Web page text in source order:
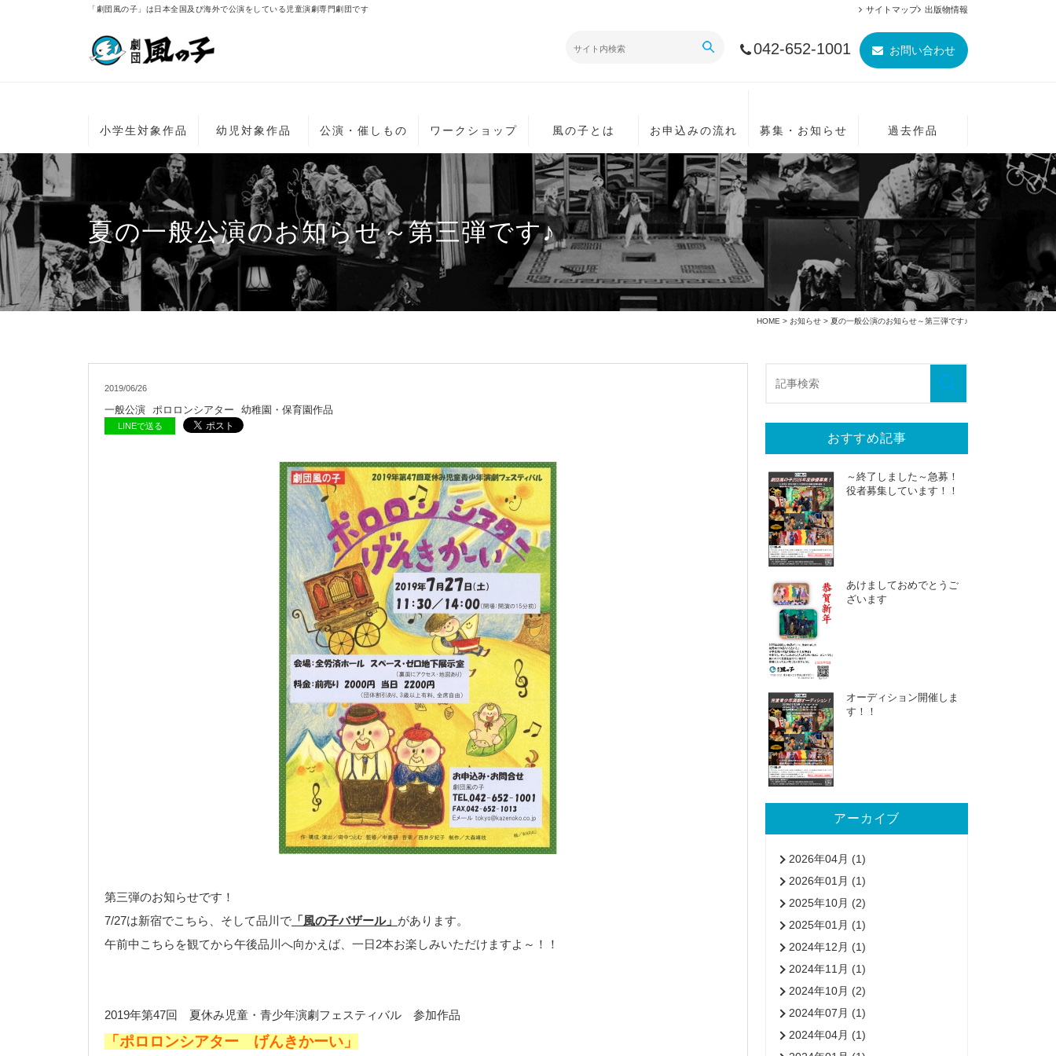
「劇団風の子」は日本全国及び海外で公演をしている児童演劇専門劇団です 出版物情報
サイトマップ
042-652-1001 お問い合わせ
小学生対象作品 幼児対象作品 公演・催しもの ワークショップ 風の子とは お申込みの流れ 募集・お知らせ 過去作品
夏の一般公演のお知らせ～第三弾です♪
HOME > お知らせ > 夏の一般公演のお知らせ～第三弾です♪
2019/06/26
一般公演 ポロロンシアター 幼稚園・保育園作品
LINEで送る
第三弾のお知らせです！
7/27は新宿でこちら、そして品川で 「風の子バザール」 があります。
午前中こちらを観てから午後品川へ向かえば、一日2本お楽しみいただけますよ～！！
2019年第47回 夏休み児童・青少年演劇フェスティバル 参加作品
「ポロロンシアター げんきかーい」
おすすめ記事
～終了しました～急募！
役者募集しています！！
あけましておめでとうご
ざいます
オーディション開催しま
す！！
アーカイブ
2026年04月 (1)
2026年01月 (1)
2025年10月 (2)
2025年01月 (1)
2024年12月 (1)
2024年11月 (1)
2024年10月 (2)
2024年07月 (1)
2024年04月 (1)